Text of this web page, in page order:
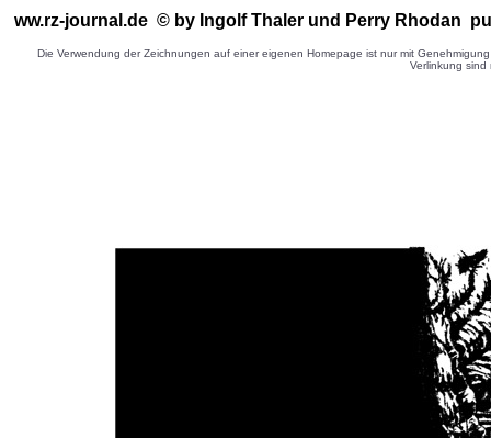
ww.rz-journal.de © by Ingolf Thaler und Perry Rhodan
Die Verwendung der Zeichnungen auf einer eigenen Homepage ist nur mit
Verlinkung sind